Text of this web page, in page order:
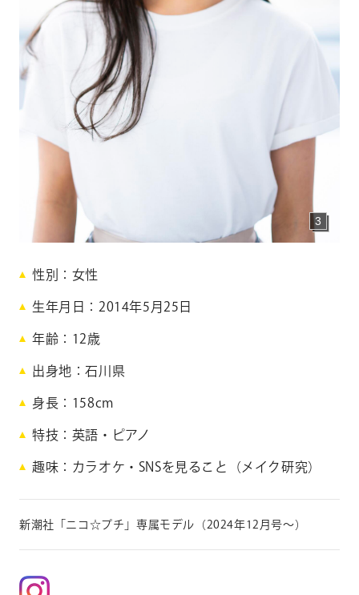
法人のお客様
AUDITION アーティスト募集
Amuse Solution
ENGLISH
3
田
桃
羽
a
a
a
T
w
性別 女性
生年月日 2014年5月25日
年齢 12歳
出身地 石川県
身長 158cm
特技 英語・ピアノ
趣味 カラオケ・SNSを見ること（メイク研究）
新潮社「ニコ☆プチ」専属モデル（2024年12月号〜）